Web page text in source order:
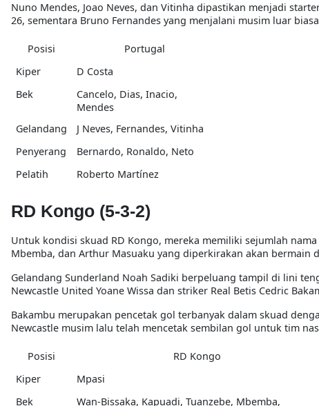
Nuno Mendes, Joao Neves, dan Vitinha dipastikan menjadi
26, sementara Bruno Fernandes yang menjalani musim luar
Posisi
Portugal
Kiper
D Costa
Bek
Cancelo, Dias, Inacio,
Mendes
Gelandang
J Neves, Fernandes, Vitinha
Penyerang
Bernardo, Ronaldo, Neto
Pelatih
Roberto Martínez
RD Kongo (5-3-2)
Untuk kondisi skuad RD Kongo, mereka memiliki sejumlah
Mbemba, dan Arthur Masuaku yang diperkirakan akan bermain
Gelandang Sunderland Noah Sadiki berpeluang tampil di lini
Newcastle United Yoane Wissa dan striker Real Betis Cedric
Bakambu merupakan pencetak gol terbanyak dalam skuad
Newcastle musim lalu telah mencetak sembilan gol untuk tim
Posisi
RD Kongo
Kiper
Mpasi
Bek
Wan-Bissaka, Kapuadi, Tuanzebe, Mbemba,